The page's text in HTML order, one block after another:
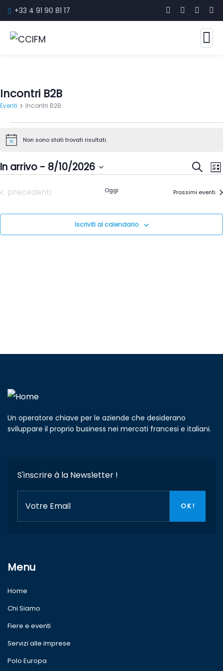
+33 4 91 90 81 17
Incontri B2B
Eventi Incontri B2B
Notice Non sono stati trovati risultati.
e
viste
Cerca
In arrivo - 8/10/2026
la
data.
Eventi
precedenti Oggi Prossimi eventi
Iscriviti al calendario
Un operatore chiave per le aziende che desiderano
sviluppare il proprio business nei mercati francesi e italiani.
S'inscrire à la Newsletter !
Menu
Home
Chi Siamo
Fiere e eventi
Servizi alle imprese
Polo Europa